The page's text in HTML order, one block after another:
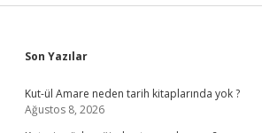
Sidebar
Son Yazılar
Kut-ül Amare neden tarih kitaplarında yok ?
Ağustos 8, 2026